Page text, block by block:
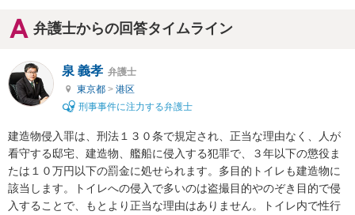
弁護士からの回答タイムライン
泉 義孝 弁護士
東京都 > 港区
刑事事件に注力する弁護士
建造物侵入罪は、刑法１３０条で規定され、正当な理由なく、人が
看守する邸宅、建造物、艦船に侵入する犯罪で、３年以下の懲役ま
たは１０万円以下の罰金に処せられます。多目的トイレも建造物に
該当します。トイレへの侵入で多いのは盗撮目的やのぞき目的で侵
入することで、もとより正当な理由はありません。トイレ内で性行